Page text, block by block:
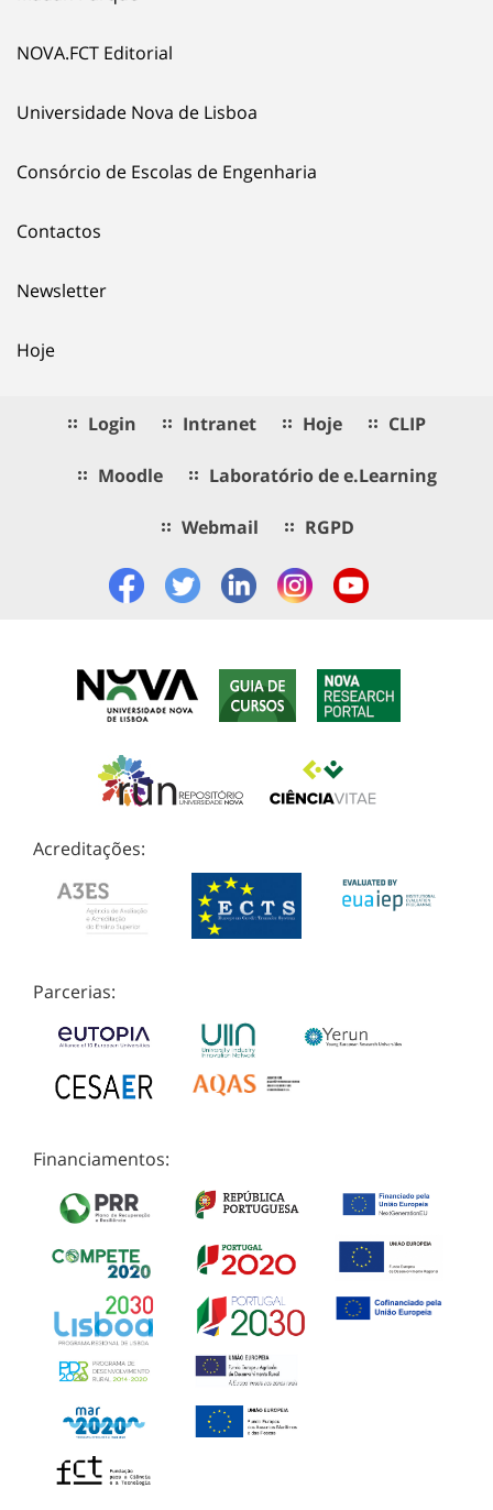
NOVA.FCT Editorial
Universidade Nova de Lisboa
Consórcio de Escolas de Engenharia
Contactos
Newsletter
Hoje
Login Intranet Hoje CLIP
Moodle Laboratório de e.Learning
Webmail RGPD
Acreditações:
Parcerias:
Financiamentos: